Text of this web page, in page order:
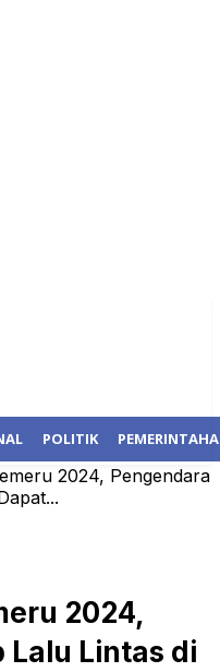
POLITIK
2024, Pengendara
2024,
Lalu Lintas di